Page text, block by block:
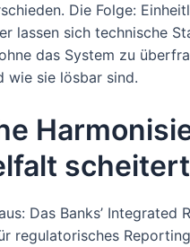
Die Folge:
lassen sich technische
das System zu
wie sie lösbar sind.
scheitert
Das Banks’
regulatorisches